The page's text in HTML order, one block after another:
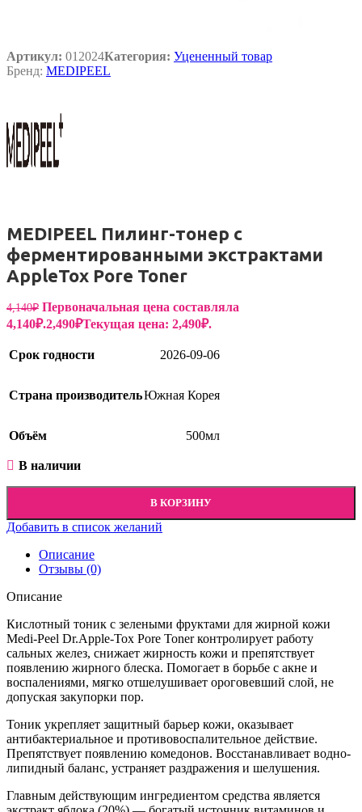
Артикул: 012024Категория: Уцененный товар
Бренд: MEDIPEEL
MEDIPEEL Пилинг-тонер с
ферментированными экстрактами
AppleTox Pore Toner
4,140₽ Первоначальная цена составляла
4,140₽.2,490₽Текущая цена: 2,490₽.
Срок годности 2026-09-06
Страна производительЮжная Корея
Объём 500мл
В наличии
В КОРЗИНУ
Добавить в список желаний
Описание
Отзывы (0)
Описание
Кислотный тоник с зелеными фруктами для жирной кожи
Medi-Peel Dr.Apple-Tox Pore Toner контролирует работу
сальных желез, снижает жирность кожи и препятствует
появлению жирного блеска. Помогает в борьбе с акне и
воспалениями, мягко отшелушивает ороговевший слой, не
допуская закупорки пор.
Тоник укрепляет защитный барьер кожи, оказывает
антибактериальное и противовоспалительное действие.
Препятствует появлению комедонов. Восстанавливает водно-
липидный баланс, устраняет раздражения и шелушения.
Главным действующим ингредиентом средства является